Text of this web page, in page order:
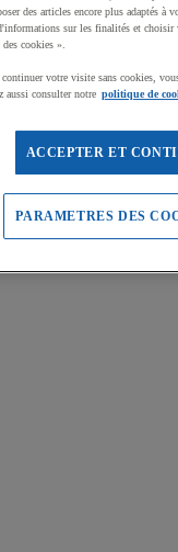
de bureau
des articles encore plus adaptés à
sur les finalités et choisir
des cookies ».
votre visite sans cookies,
aussi consulter notre politique de
ACCEPTER ET
PARAMETRES DES